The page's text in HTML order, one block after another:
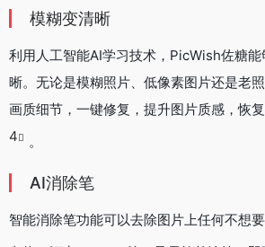
模糊变清晰
利用人工智能AI学习技术，PicWish佐糖
晰。无论是模糊照片、低像素图片还是老
画质细节，一键修复，提升图片质感，恢
4
。
AI消除笔
智能消除笔功能可以去除图片上任何不想要